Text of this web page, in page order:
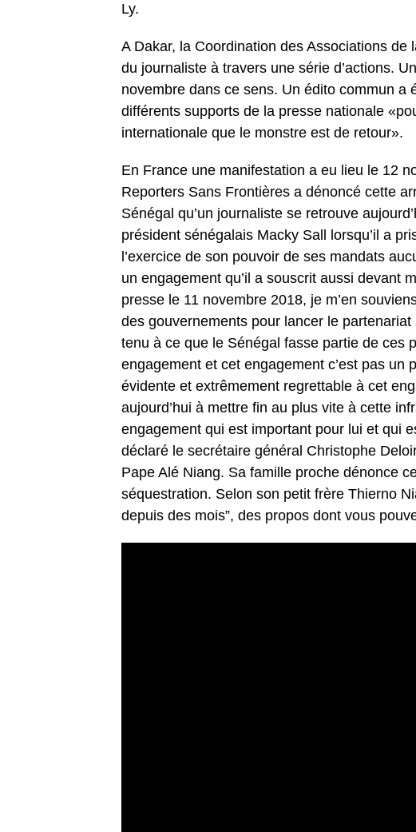
Ly.
A Dakar, la Coordination des Associations
du journaliste à travers une série d’actions.
novembre dans ce sens. Un édito commun
différents supports de la presse nationale
internationale que le monstre est de retour».
En France une manifestation a eu lieu le 12
Reporters Sans Frontières a dénoncé cette
Sénégal qu’un journaliste se retrouve
président sénégalais Macky Sall lorsqu’il a
l’exercice de son pouvoir de ses mandats
un engagement qu’il a souscrit aussi devant
presse le 11 novembre 2018, je m’en
des gouvernements pour lancer le
tenu à ce que le Sénégal fasse partie de ces
engagement et cet engagement c’est pas un
évidente et extrêmement regrettable à cet
aujourd’hui à mettre fin au plus vite à cette
engagement qui est important pour lui et qui
déclaré le secrétaire général Christophe
Pape Alé Niang. Sa famille proche dénonce
séquestration. Selon son petit frère Thierno
depuis des mois”, des propos dont vous